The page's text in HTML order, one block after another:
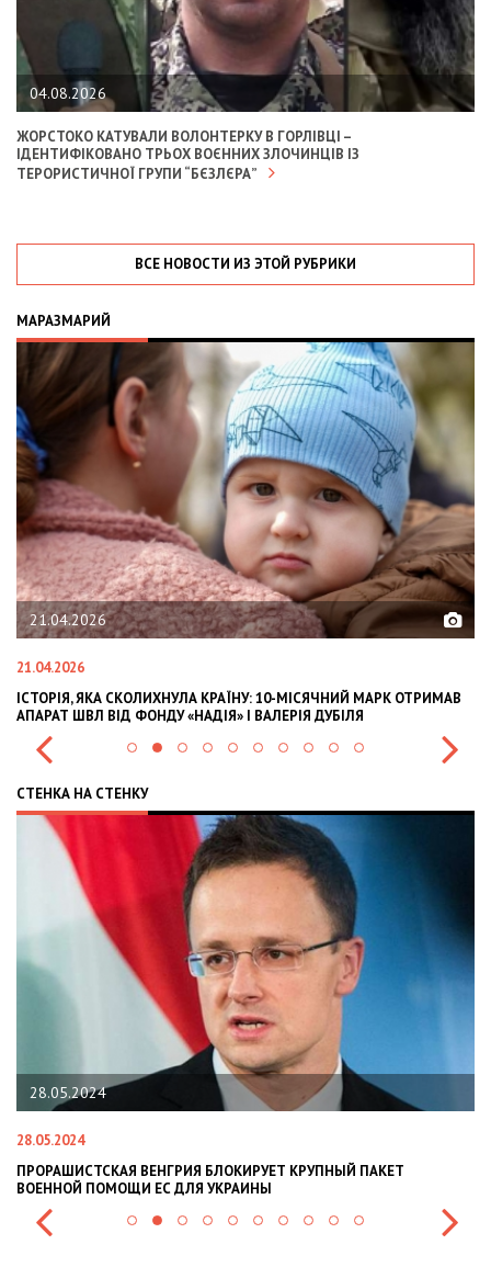
04.08.2026
ЖОРСТОКО КАТУВАЛИ ВОЛОНТЕРКУ В ГОРЛІВЦІ –
ІДЕНТИФІКОВАНО ТРЬОХ ВОЄННИХ ЗЛОЧИНЦІВ ІЗ
ТЕРОРИСТИЧНОЇ ГРУПИ “БЄЗЛЄРА”
ВСЕ НОВОСТИ ИЗ ЭТОЙ РУБРИКИ
МАРАЗМАРИЙ
СКОЛИХНУЛА КРАЇНУ: 10-МІСЯЧНИЙ МАРК ОТРИМАВ
ФОНДУ «НАДІЯ» І ВАЛЕРІЯ ДУБІЛЯ
02.02.2026
OLEKSII ABASOV:
СТЕНКА НА СТЕНКУ
ВЕНГРИЯ БЛОКИРУЕТ КРУПНЫЙ ПАКЕТ
ПОМОЩИ ЕС ДЛЯ УКРАИНЫ